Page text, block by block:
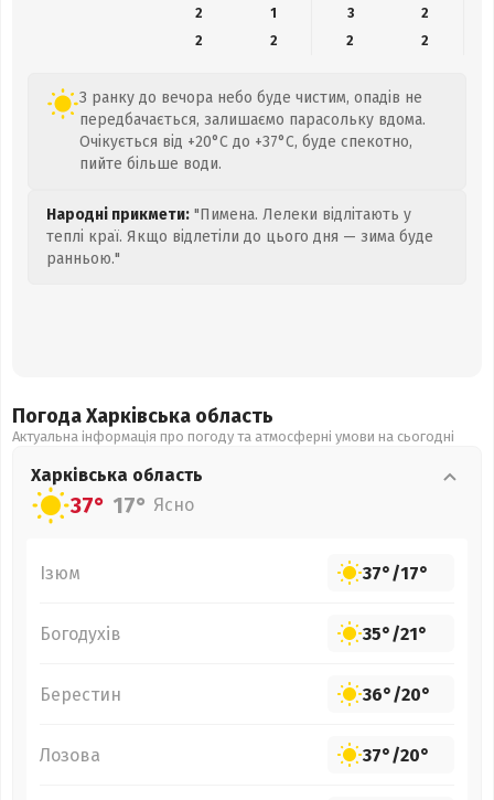
2
1 3
2
2
2 2 2
З ранку до вечора небо буде чистим, опадів не
передбачається, залишаємо парасольку вдома.
Очікується від +20°C до +37°C, буде спекотно,
пийте більше води.
Народні прикмети: "Пимена. Лелеки відлітають у
теплі краї. Якщо відлетіли до цього дня — зима буде
ранньою."
Погода Харківська область
Актуальна інформація про погоду та атмосферні умови на сьогодні
Харківська область
37° 17° Ясно
Ізюм 37°/17°
Богодухів 35°/21°
Берестин 36°/20°
Лозова 37°/20°